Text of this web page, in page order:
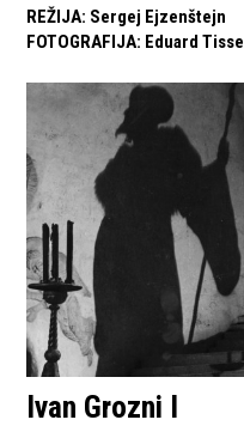
REŽIJA: Sergej Ejzenštejn
FOTOGRAFIJA: Eduard Tisse
Ivan Grozni I